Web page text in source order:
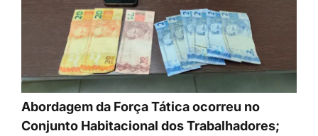
Abordagem da Força Tática ocorreu no
Conjunto Habitacional dos Trabalhadores;